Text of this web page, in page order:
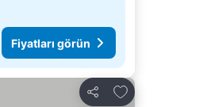
Fiyatları görün
Paylaş
Favorilerime ekle